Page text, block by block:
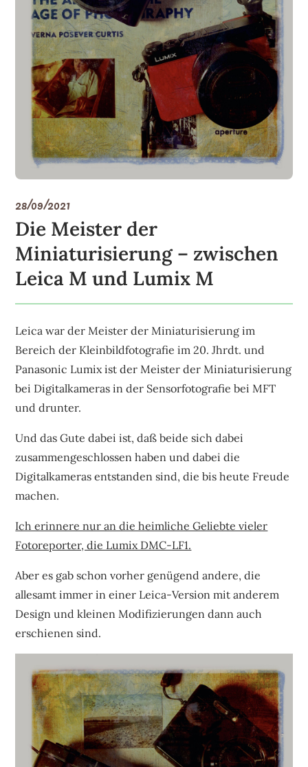
28/09/2021
Die Meister der
Miniaturisierung – zwischen
Leica M und Lumix M
Leica war der Meister der Miniaturisierung im
Bereich der Kleinbildfotografie im 20. Jhrdt. und
Panasonic Lumix ist der Meister der Miniaturisierung
bei Digitalkameras in der Sensorfotografie bei MFT
und drunter.
Und das Gute dabei ist, daß beide sich dabei
zusammengeschlossen haben und dabei die
Digitalkameras entstanden sind, die bis heute Freude
machen.
Ich erinnere nur an die heimliche Geliebte vieler
Fotoreporter, die Lumix DMC-LF1.
Aber es gab schon vorher genügend andere, die
allesamt immer in einer Leica-Version mit anderem
Design und kleinen Modifizierungen dann auch
erschienen sind.